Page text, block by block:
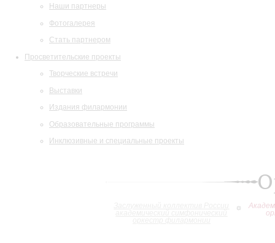
Наши партнеры
Фотогалерея
Стать партнером
Просветительские проекты
Творческие встречи
Выставки
Издания филармонии
Образовательные программы
Инклюзивные и специальные проекты